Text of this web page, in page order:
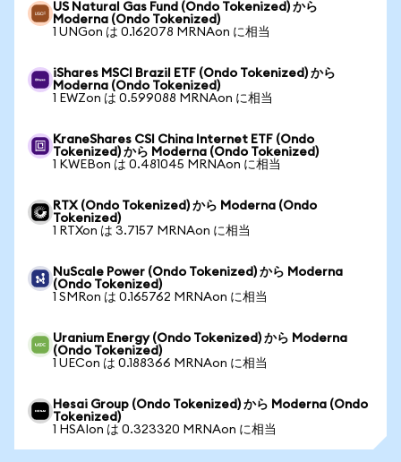
US Natural Gas Fund (Ondo Tokenized) から
Moderna (Ondo Tokenized)
1 UNGon は 0.162078 MRNAon に相当
iShares MSCI Brazil ETF (Ondo Tokenized) から
Moderna (Ondo Tokenized)
1 EWZon は 0.599088 MRNAon に相当
KraneShares CSI China Internet ETF (Ondo
Tokenized) から Moderna (Ondo Tokenized)
1 KWEBon は 0.481045 MRNAon に相当
RTX (Ondo Tokenized) から Moderna (Ondo
Tokenized)
1 RTXon は 3.7157 MRNAon に相当
NuScale Power (Ondo Tokenized) から Moderna
(Ondo Tokenized)
1 SMRon は 0.165762 MRNAon に相当
Uranium Energy (Ondo Tokenized) から Moderna
(Ondo Tokenized)
1 UECon は 0.188366 MRNAon に相当
Hesai Group (Ondo Tokenized) から Moderna (Ondo
Tokenized)
1 HSAIon は 0.323320 MRNAon に相当